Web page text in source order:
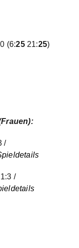
(6:2521:25)
:
/
1:3 /